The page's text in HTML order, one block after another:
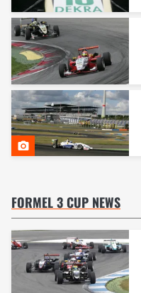
FORMEL 3 CUP NEWS